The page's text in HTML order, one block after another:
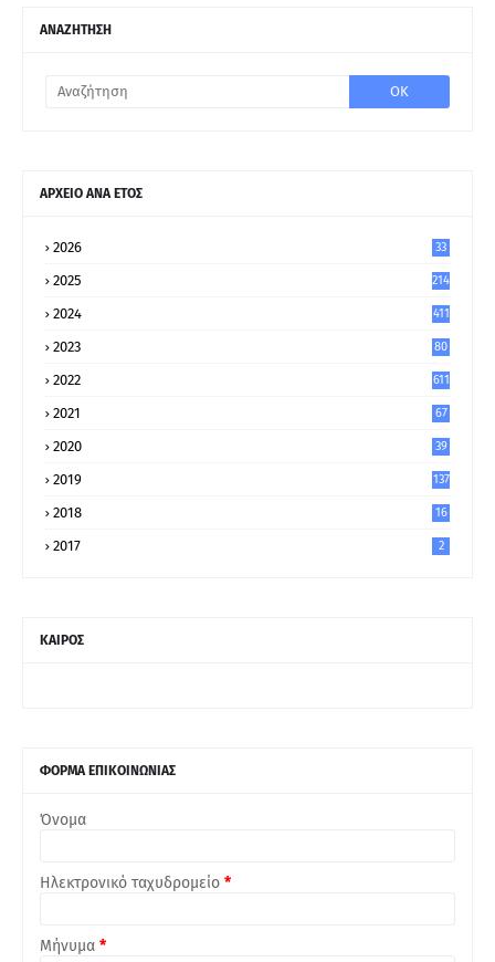
ΑΝΑΖΗΤΗΣΗ
ΑΡΧΕΙΟ ΑΝΑ ΕΤΟΣ
2026 33
2025 214
2024 411
2023
80
2022 611
2021
67
2020
39
2019 137
2018 16
2017 2
ΚΑΙΡΟΣ
ΦΟΡΜΑ ΕΠΙΚΟΙΝΩΝΙΑΣ
Όνομα
Ηλεκτρονικό ταχυδρομείο *
Μήνυμα *